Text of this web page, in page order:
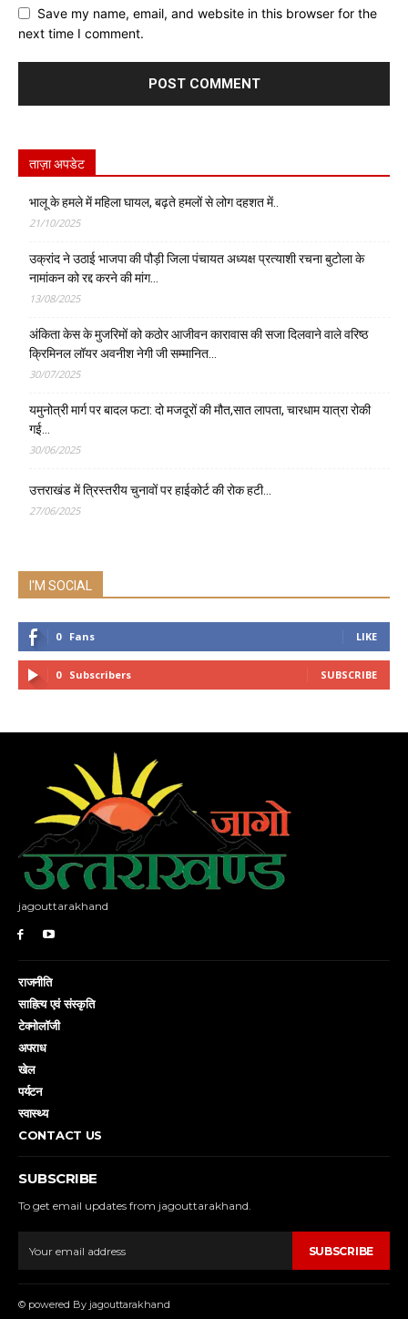
Save my name, email, and website in this browser for the
next time I comment.
ताज़ा अपडेट
भालू के हमले में महिला घायल, बढ़ते हमलों से लोग दहशत में..
21/10/2025
उक्रांद ने उठाई भाजपा की पौड़ी जिला पंचायत अध्यक्ष प्रत्याशी रचना बुटोला के
नामांकन को रद्द करने की मांग…
13/08/2025
अंकिता केस के मुजरिमों को कठोर आजीवन कारावास की सजा दिलवाने वाले वरिष्ठ
क्रिमिनल लॉयर अवनीश नेगी जी सम्मानित…
30/07/2025
यमुनोत्री मार्ग पर बादल फटा: दो मजदूरों की मौत,सात लापता, चारधाम यात्रा रोकी
गई…
30/06/2025
उत्तराखंड में त्रिस्तरीय चुनावों पर हाईकोर्ट की रोक हटी…
27/06/2025
I'M SOCIAL
0 Fans LIKE
0 Subscribers SUBSCRIBE
jagouttarakhand
राजनीति
साहित्य एवं संस्कृति
टेक्नोलॉजी
अपराध
खेल
पर्यटन
स्वास्थ्य
CONTACT US
SUBSCRIBE
To get email updates from jagouttarakhand.
SUBSCRIBE
© powered By jagouttarakhand